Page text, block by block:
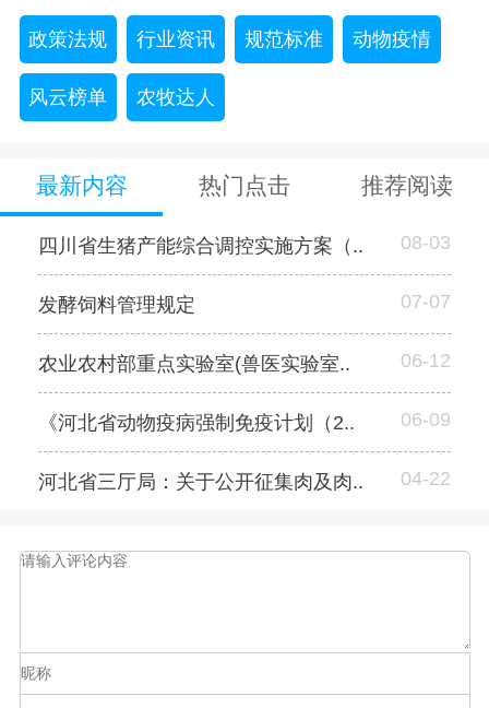
政策法规 行业资讯 规范标准 动物疫情
风云榜单 农牧达人
最新内容 热门点击 推荐阅读
四川省生猪产能综合调控实施方案（.. 08-03
发酵饲料管理规定 07-07
农业农村部重点实验室(兽医实验室.. 06-12
《河北省动物疫病强制免疫计划（2.. 06-09
河北省三厅局：关于公开征集肉及肉.. 04-22